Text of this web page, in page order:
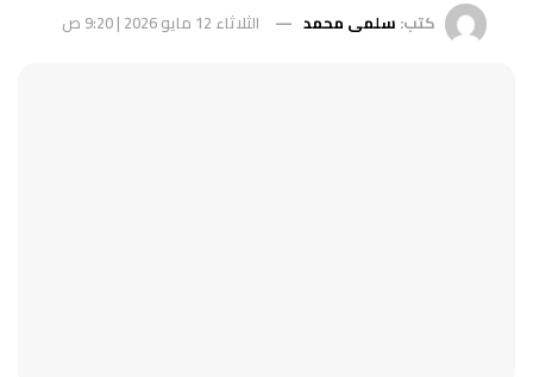
كتب: سلمى محمد الثلاثاء 12 مايو 2026 | 9:20 ص